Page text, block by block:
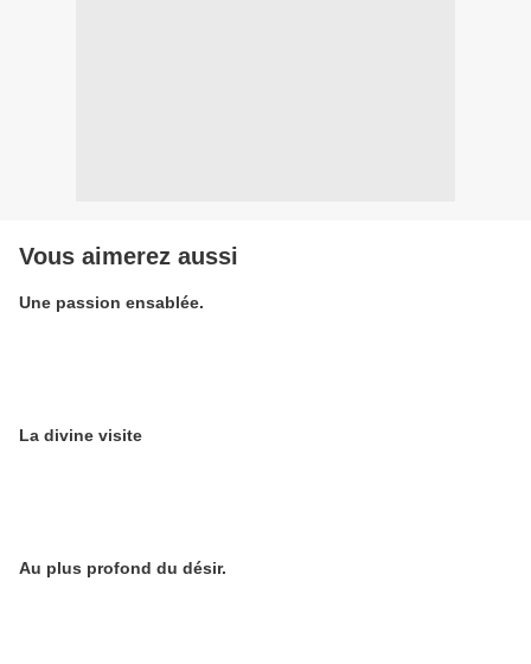
Vous aimerez aussi
Une passion ensablée.
La divine visite
Au plus profond du désir.